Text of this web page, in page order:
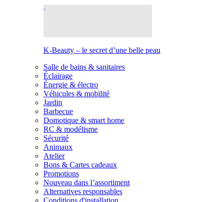
K-Beauty – le secret d’une belle peau
Salle de bains & sanitaires
Éclairage
Énergie & électro
Véhicules & mobilité
Jardin
Barbecue
Domotique & smart home
RC & modélisme
Sécurité
Animaux
Atelier
Bons & Cartes cadeaux
Promotions
Nouveau dans l’assortiment
Alternatives responsables
Conditions d'installation